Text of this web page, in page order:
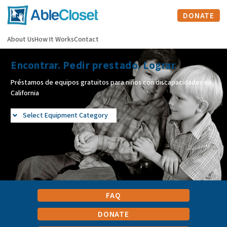
DONATE
About UsHow It WorksContact
Encontrar. Pedir prestado. Lograr.
Préstamos de equipos gratuitos para niños con discapacidades en
California
Select Equipment Category
FAQ
DONATE